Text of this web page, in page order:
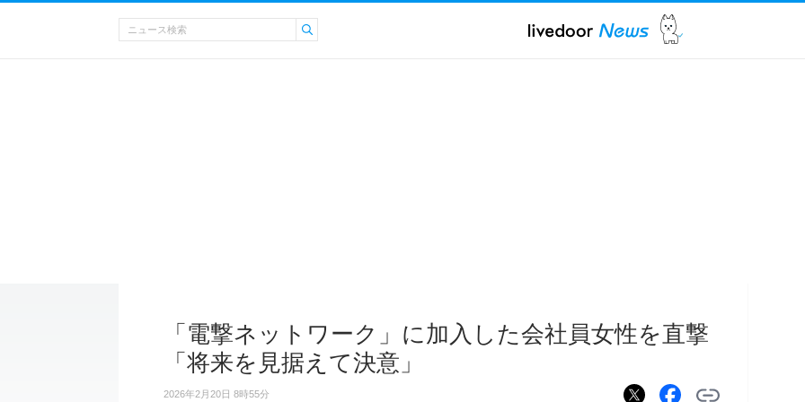
「電撃ネットワーク」に加入した会社員女性を直撃
「将来を見据えて決意」
2026年2月20日 8時55分